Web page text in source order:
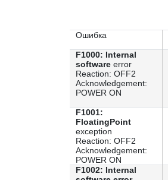
Ошибка
F1000: Internal
software error
Reaction: OFF2
Acknowledgement:
POWER ON
F1001:
FloatingPoint
exception
Reaction: OFF2
Acknowledgement:
POWER ON
F1002: Internal